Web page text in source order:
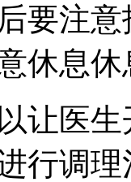
要注
休息
医生
行调